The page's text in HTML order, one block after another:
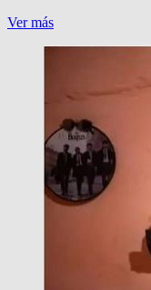
Ver másMARTINIANO
CABA